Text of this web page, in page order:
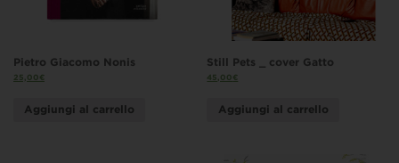
Pietro Giacomo Nonis
25,00€
Aggiungi al carrello
Still Pets _ cover Gatto
45,00€
Aggiungi al carrello